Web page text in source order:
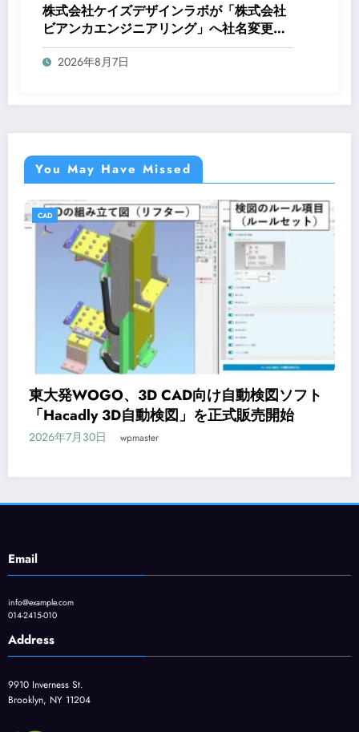
株式会社ケイズデザインラボが「株式会社
ビアンカエンジニアリング」へ社名変更、
DX推進を強化
2026年8月7日
You May Have Missed
CAD
オンライン研修サービス「Workschool」に
CAD入門コースが新登場
Email
info@example.com
014-2415-010
Address
9910 Inverness St.